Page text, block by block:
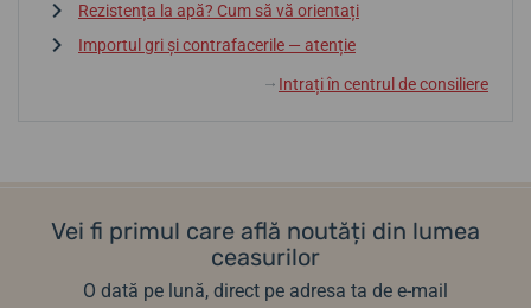
Rezistența la apă? Cum să vă orientați
Importul gri și contrafacerile — atenție
↓ Intrați în centrul de consiliere
Vei fi primul care află noutăți din lumea
ceasurilor
O dată pe lună, direct pe adresa ta de e-mail